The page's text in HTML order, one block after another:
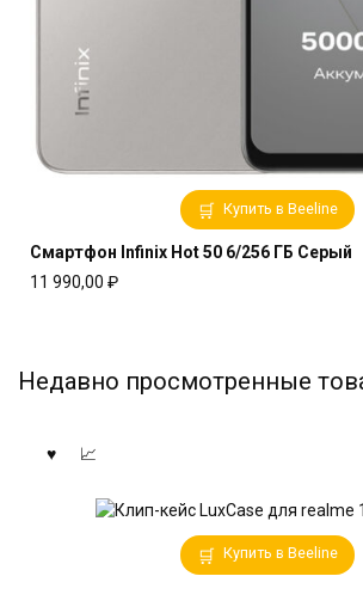
Купить в Beeline
Смартфон Infinix Hot 50 6/256 ГБ Серый
11 990,00 ₽
Недавно просмотренные
Купить в Beeline